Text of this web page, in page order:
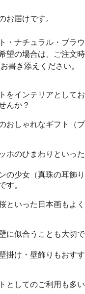
お届けです。
・ナチュラル・ブラウ
望の場合は、ご注文時
書き添えください。
をインテリアとしてお
んか？
おしゃれなギフト（プ
ホのひまわりといった
の少女（真珠の耳飾り
す。
といった日本画もよく
に似合うことも大切で
掛け・壁飾りもおすす
としてのご利用も多い